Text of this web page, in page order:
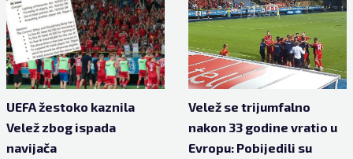
UEFA žestoko kaznila
Velež zbog ispada
navijača
Velež se trijumfalno
nakon 33 godine vratio u
Evropu: Pobijedili su